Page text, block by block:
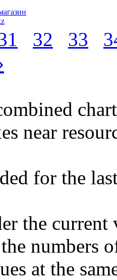
32 33
near
for the
the
numbers
at the